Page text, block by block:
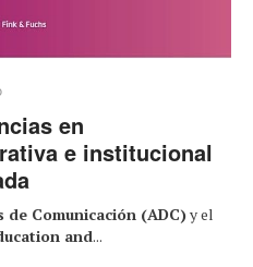
en
e institucional
Comunicación (ADC)y el
and...